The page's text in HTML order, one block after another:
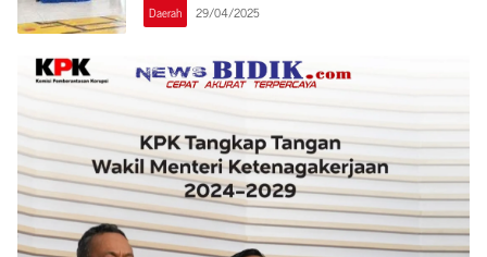
Daerah 29/04/2025